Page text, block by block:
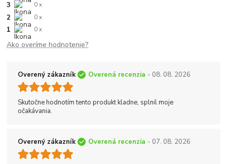
3 0 x
2 0 x
1 0 x
Ako overíme hodnotenie?
Overený zákazník Overená recenzia - 08. 08. 2026
Skutočne hodnotím tento produkt kladne, splnil moje
očakávania.
Overený zákazník Overená recenzia - 07. 08. 2026